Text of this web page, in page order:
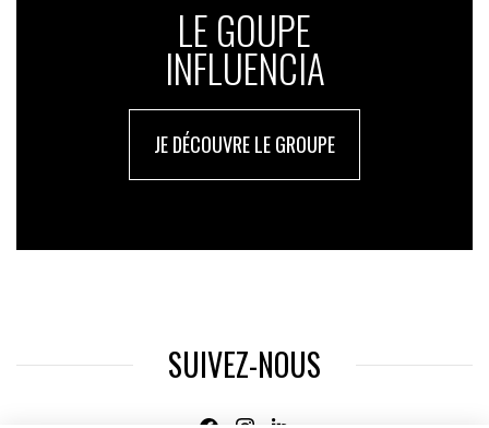
LE GOUPE
INFLUENCIA
JE DÉCOUVRE LE GROUPE
SUIVEZ-NOUS